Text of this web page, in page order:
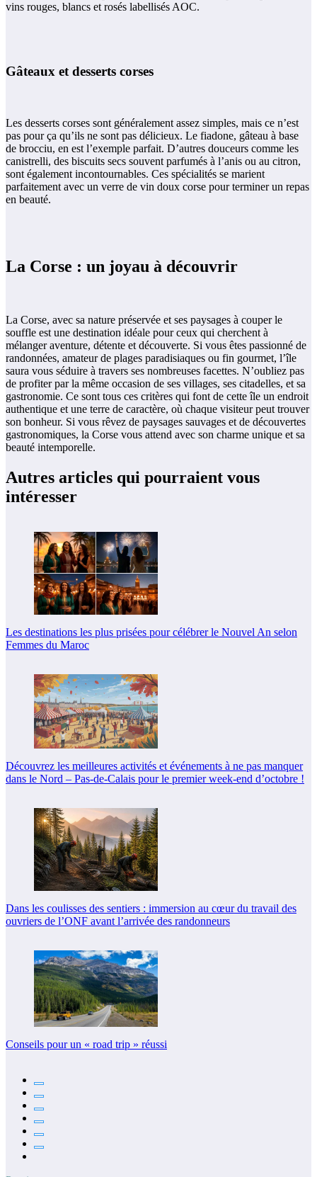
vins rouges, blancs et rosés labellisés AOC​.
Gâteaux et desserts corses
Les desserts corses sont généralement assez simples, mais ce n’est
pas pour ça qu’ils ne sont pas délicieux. Le fiadone, gâteau à base
de brocciu, en est l’exemple parfait. D’autres douceurs comme les
canistrelli, des biscuits secs souvent parfumés à l’anis ou au citron,
sont également incontournables. Ces spécialités se marient
parfaitement avec un verre de vin doux corse pour terminer un repas
en beauté.
La Corse : un joyau à découvrir
La Corse, avec sa nature préservée et ses paysages à couper le
souffle est une destination idéale pour ceux qui cherchent à
mélanger aventure, détente et découverte. Si vous êtes passionné de
randonnées, amateur de plages paradisiaques ou fin gourmet, l’île
saura vous séduire à travers ses nombreuses facettes. N’oubliez pas
de profiter par la même occasion de ses villages, ses citadelles, et sa
gastronomie. Ce sont tous ces critères qui font de cette île un endroit
authentique et une terre de caractère, où chaque visiteur peut trouver
son bonheur. Si vous rêvez de paysages sauvages et de découvertes
gastronomiques, la Corse vous attend avec son charme unique et sa
beauté intemporelle.
Autres articles qui pourraient vous
intéresser
Les destinations les plus prisées pour célébrer le Nouvel An selon
Femmes du Maroc
Découvrez les meilleures activités et événements à ne pas manquer
dans le Nord – Pas-de-Calais pour le premier week-end d’octobre !
Dans les coulisses des sentiers : immersion au cœur du travail des
ouvriers de l’ONF avant l’arrivée des randonneurs
Conseils pour un « road trip » réussi